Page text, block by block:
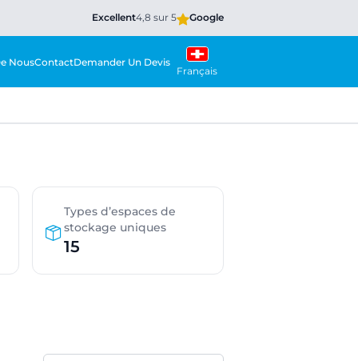
Excellent4,8 sur 5 Google
NousContactDemander Un Devis
Français
Types d’espaces de
stockage uniques
15